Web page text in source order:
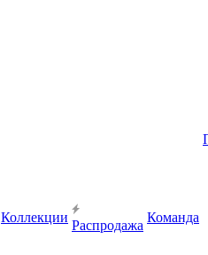
Коллекции
Распродажа
Команда